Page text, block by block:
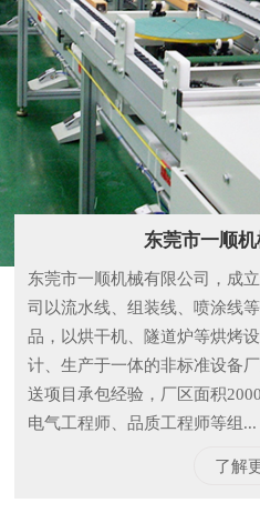
东莞市一顺
东莞市一顺机械有限公司，成
司以流水线、组装线、喷涂线
品，以烘干机、隧道炉等烘烤
计、生产于一体的非标准设备
送项目承包经验，厂区面积
电气工程师、品质工程师等组...
了解